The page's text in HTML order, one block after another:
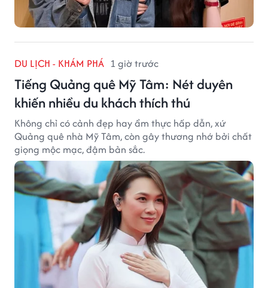
DU LỊCH - KHÁM PHÁ 1 giờ trước
Tiếng Quảng quê Mỹ Tâm: Nét duyên
khiến nhiều du khách thích thú
Không chỉ có cảnh đẹp hay ẩm thực hấp dẫn, xứ
Quảng quê nhà Mỹ Tâm, còn gây thương nhớ bởi chất
giọng mộc mạc, đậm bản sắc.